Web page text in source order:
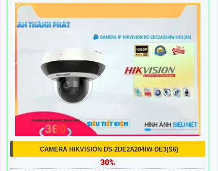
CAMERA HIKVISION DS-2DE2A204IW-DE3(S6)
30%